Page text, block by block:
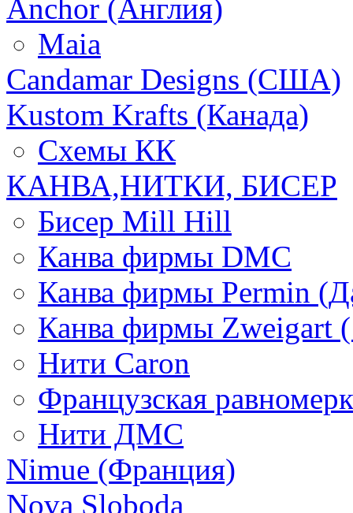
Anchor (Англия)
Maia
Candamar Designs (США)
Kustom Krafts (Канада)
Схемы КК
КАНВА,НИТКИ, БИСЕР
Бисер Mill Hill
Канва фирмы DMC
Канва фирмы Permin
Канва фирмы Zweigart
Нити Caron
Французская
Нити ДМС
Nimue (Франция)
Nova Sloboda